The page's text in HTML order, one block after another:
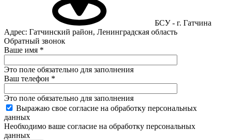
БСУ - г. Гатчина
Адрес: Гатчинский район, Ленинградская область
Обратный звонок
Ваше имя *
Это поле обязательно для заполнения
Ваш телефон *
Это поле обязательно для заполнения
Выражаю свое согласие на обработку персональных
данных
Необходимо ваше согласие на обработку персональных
данных